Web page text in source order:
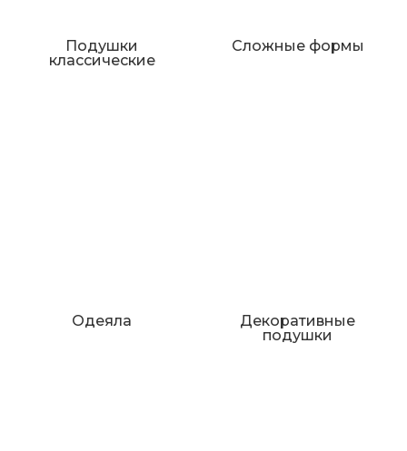
Подушки
классические
Сложные формы
Одеяла
Декоративные
подушки